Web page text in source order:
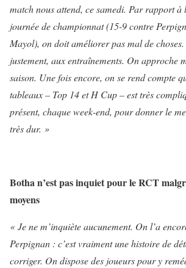
match nous attend, ce samedi. Par rapport à
journée de championnat (15-9 contre
Mayol), on doit améliorer pas mal de choses.
justement, aux entraînements. On approche
saison. Une fois encore, on se rend compte
tableaux – Top 14 et H Cup – est très
présent, chaque week-end, pour donner le
très dur. »
Botha n’est pas inquiet pour le RCT
moyens
« Je ne m’inquiète aucunement. On l’a
Perpignan : c’est vraiment une histoire de
corriger. On dispose des joueurs pour y